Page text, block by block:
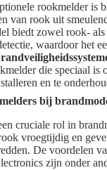
rookmelder is
van rook uit
biedt zowel rook- als
waardoor het
die speciaal is
en te
bij
cruciale rol in
vroegtijdig en
De voordelen
zijn onder